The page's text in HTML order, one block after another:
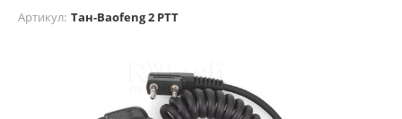
Артикул: Тан-Baofeng 2 PTT